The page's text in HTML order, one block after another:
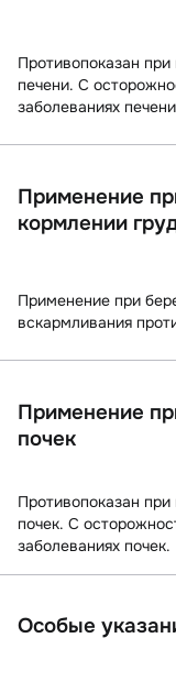
Противопоказан
печени. С
заболеваниях
Применение
кормлении
Применение при
вскармливания
Применение
почек
Противопоказан
почек. С
заболеваниях почек.
Особые